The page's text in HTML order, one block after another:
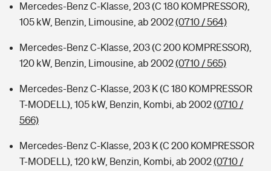
Mercedes-Benz C-Klasse, 203 (C 180 KOMPRESSOR),
105 kW, Benzin, Limousine, ab 2002(0710 / 564)
Mercedes-Benz C-Klasse, 203 (C 200 KOMPRESSOR),
120 kW, Benzin, Limousine, ab 2002(0710 / 565)
Mercedes-Benz C-Klasse, 203 K (C 180 KOMPRESSOR
T-MODELL), 105 kW, Benzin, Kombi, ab 2002(0710 /
566)
Mercedes-Benz C-Klasse, 203 K (C 200 KOMPRESSOR
T-MODELL), 120 kW, Benzin, Kombi, ab 2002(0710 /